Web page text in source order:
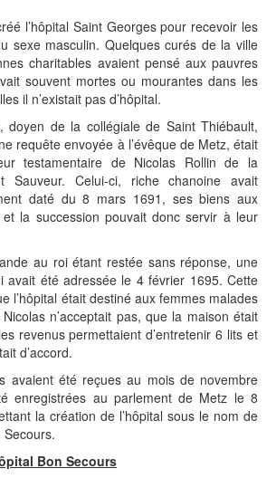
l’hôpital Saint Georges pour recevoir les
sexe masculin. Quelques curés de la ville
charitables avaient pensé aux pauvres
souvent mortes ou mourantes dans les
il n’existait pas d’hôpital.
doyen de la collégiale de Saint Thiébault,
requête envoyée à l’évêque de Metz, était
testamentaire de Nicolas Rollin de la
Sauveur. Celui-ci, riche chanoine avait
daté du 8 mars 1691, ses biens aux
la succession pouvait donc servir à leur
au roi étant restée sans réponse, une
avait été adressée le 4 février 1695. Cette
l’hôpital était destiné aux femmes malades
n’acceptait pas, que la maison était
revenus permettaient d’entretenir 6 lits et
d’accord.
avaient été reçues au mois de novembre
enregistrées au parlement de Metz le 8
la création de l’hôpital sous le nom de
Bon Secours